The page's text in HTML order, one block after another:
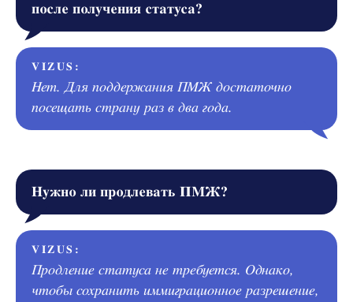
после получения статуса?
VIZUS:
Нет. Для поддержания ПМЖ достаточно
посещать страну раз в два года.
Нужно ли продлевать ПМЖ?
VIZUS:
Продление статуса не требуется. Однако,
чтобы сохранить иммиграционное разрешение,